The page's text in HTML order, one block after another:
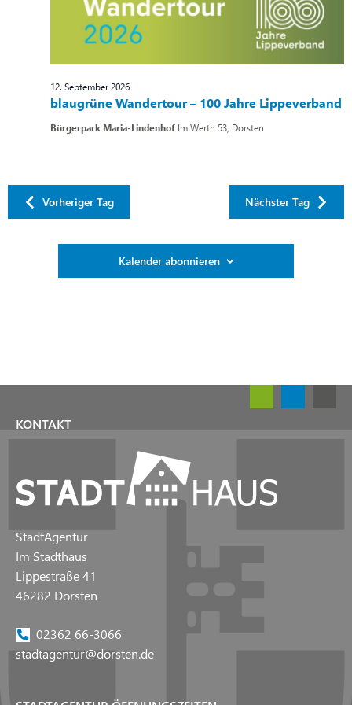
blaugrüne Wandertour – 100 Jahre Lippeverband
12. September 2026
Bürgerpark Maria-Lindenhof Im Werth 53, Dorsten
Vorheriger Tag Nächster Tag
Kalender abonnieren
KONTAKT
StadtAgentur
Im Stadthaus
Lippestraße 41
46282 Dorsten
02362 66-3066
stadtagentur@dorsten.de